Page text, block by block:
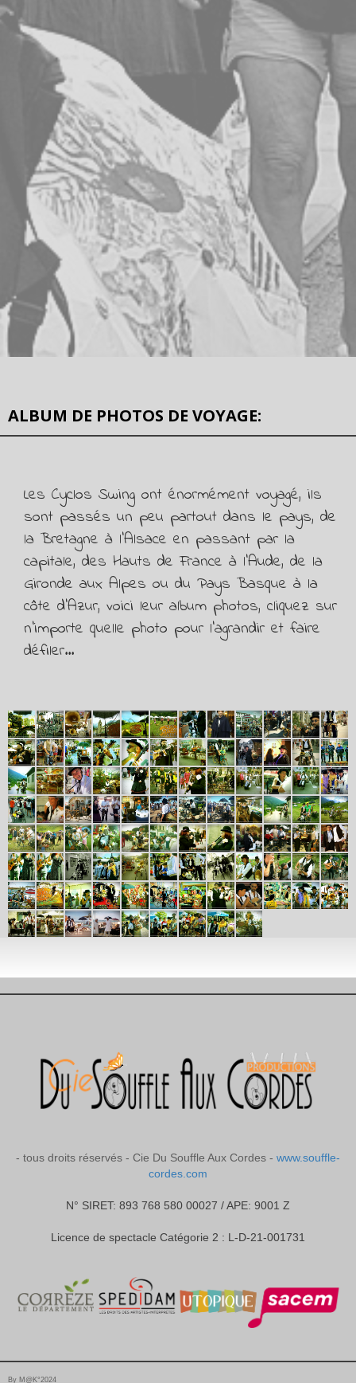
ALBUM DE PHOTOS DE VOYAGE:
Les Cyclos Swing ont énormément voyagé, ils
sont passés un peu partout dans le pays, de
la Bretagne à l'Alsace en passant par la
capitale, des Hauts de France à l'Aude, de la
Gironde aux Alpes ou du Pays Basque à la
côte d'Azur, voici leur album photos, cliquez sur
n'importe quelle photo pour l'agrandir et faire
défiler...
- tous droits réservés - Cie Du Souffle Aux Cordes - www.souffle-
cordes.com
N° SIRET: 893 768 580 00027 / APE: 9001 Z
Licence de spectacle Catégorie 2 : L-D-21-001731
By M@K°2024